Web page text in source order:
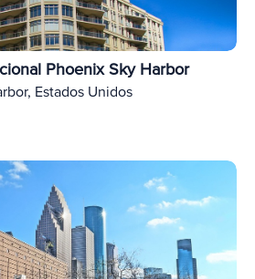
Phoenix Sky Harbor
Estados Unidos